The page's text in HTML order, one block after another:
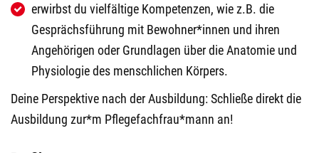
erwirbst du vielfältige Kompetenzen, wie z.B. die
Gesprächsführung mit Bewohner*innen und ihren
Angehörigen oder Grundlagen über die Anatomie und
Physiologie des menschlichen Körpers.
Deine Perspektive nach der Ausbildung: Schließe direkt die
Ausbildung zur*m Pflegefachfrau*mann an!